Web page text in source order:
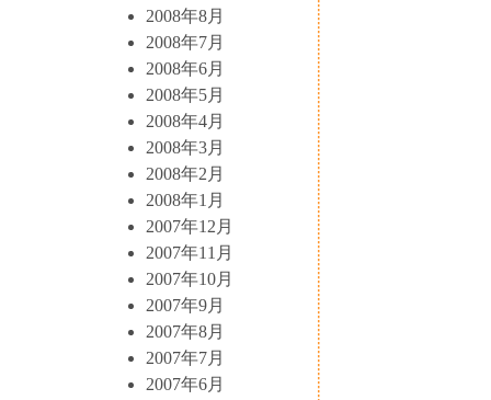
2008年8月
2008年7月
2008年6月
2008年5月
2008年4月
2008年3月
2008年2月
2008年1月
2007年12月
2007年11月
2007年10月
2007年9月
2007年8月
2007年7月
2007年6月